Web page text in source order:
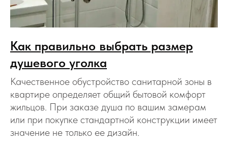
Как правильно выбрать размер
душевого уголка
Качественное обустройство санитарной зоны в
квартире определяет общий бытовой комфорт
жильцов. При заказе душа по вашим замерам
или при покупке стандартной конструкции имеет
значение не только ее дизайн.